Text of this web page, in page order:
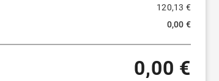
120,13 €
0,00 €
0,00 €